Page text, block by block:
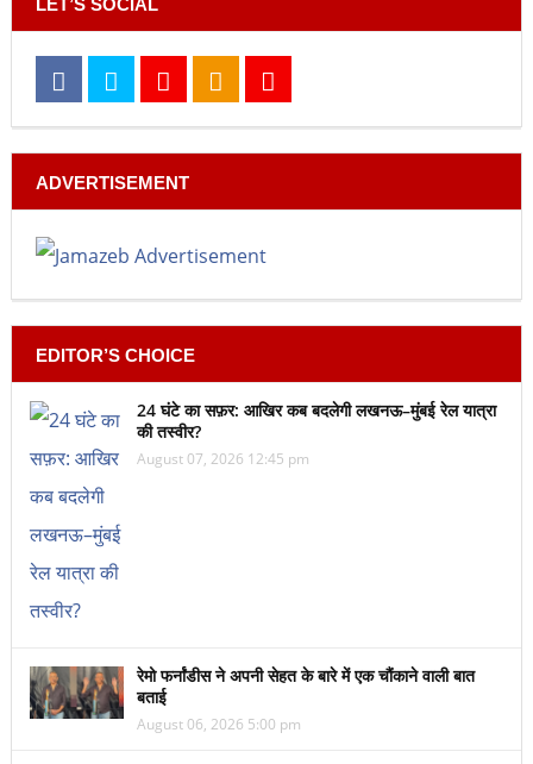
LET’S SOCIAL
ADVERTISEMENT
EDITOR’S CHOICE
24 घंटे का सफ़र: आखिर कब बदलेगी लखनऊ–मुंबई रेल यात्रा
की तस्वीर?
August 07, 2026 12:45 pm
रेमो फर्नांडीस ने अपनी सेहत के बारे में एक चौंकाने वाली बात
बताई
August 06, 2026 5:00 pm